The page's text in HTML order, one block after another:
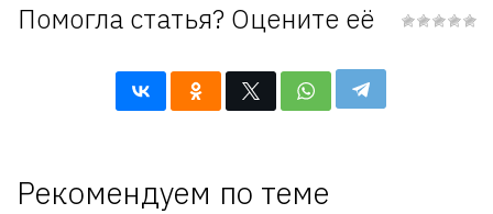
Помогла статья? Оцените её
Рекомендуем по теме